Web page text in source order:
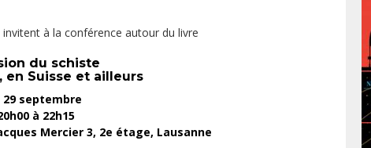
Fiches de formation
paysan.nes
pour les victimes des
STN
et liens
série
droits
Cahiers critiques
librairies
à la conférence autour du livre
du schiste
en Suisse et ailleurs
29 septembre
à 22h15
Mercier 3, 2e étage, Lausanne